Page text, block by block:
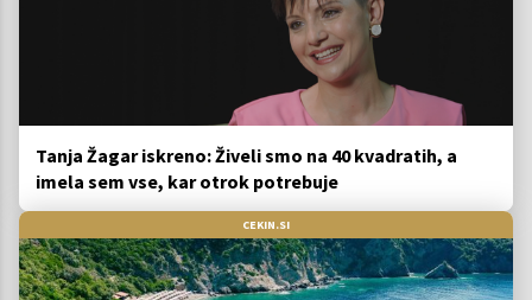
Tanja Žagar iskreno: Živeli smo na 40 kvadratih, a
imela sem vse, kar otrok potrebuje
CEKIN.SI